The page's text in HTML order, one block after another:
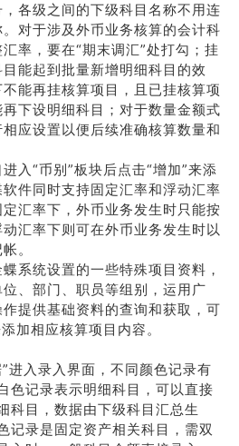
各级之间的下级科目名称不用连
对于涉及外币业务核算的会计科
率，要在“期末调汇”处打勾；挂
能起到批量新增明细科目的效
能再挂核算项目，且已挂核算项
下设明细科目；对于数量金额式
应设置以便后续准确核算数量和
进入“币别”板块后点击“增加”来添
件同时支持固定汇率和浮动汇率
汇率下，外币业务发生时只能按
汇率下则可在外币业务发生时以
。
蝶系统设置的一些特殊项目资料，
、部门、职员等组别，运用广
提供基础资料的查询和获取，可
加相应核算项目内容。
进入录入界面，不同颜色记录有
色记录表示明细科目，可以直接
科目，数据由下级科目汇总生
记录是固定资产相关科目，需双